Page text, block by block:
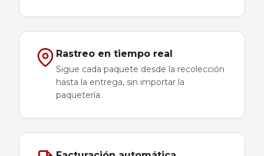
Rastreo en tiempo real
Sigue cada paquete desde la recolección
hasta la entrega, sin importar la
paquetería.